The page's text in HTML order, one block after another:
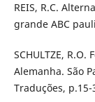
REIS, R.C.
grande ABC
SCHULTZE,
Alemanha. São
Traduções, p.15-